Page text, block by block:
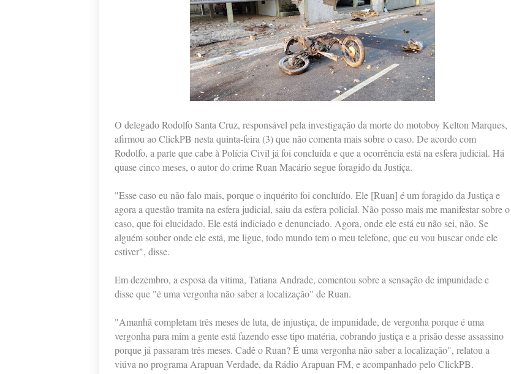
O delegado Rodolfo Santa Cruz, responsável pela investigação da morte do motoboy Kelton Marques,
afirmou ao ClickPB nesta quinta-feira (3) que não comenta mais sobre o caso. De acordo com
Rodolfo, a parte que cabe à Polícia Civil já foi concluída e que a ocorrência está na esfera judicial. Há
quase cinco meses, o autor do crime Ruan Macário segue foragido da Justiça.
"Esse caso eu não falo mais, porque o inquérito foi concluído. Ele [Ruan] é um foragido da Justiça e
agora a questão tramita na esfera judicial, saiu da esfera policial. Não posso mais me manifestar sobre o
caso, que foi elucidado. Ele está indiciado e denunciado. Agora, onde ele está eu não sei, não. Se
alguém souber onde ele está, me ligue, todo mundo tem o meu telefone, que eu vou buscar onde ele
estiver", disse.
Em dezembro, a esposa da vítima, Tatiana Andrade, comentou sobre a sensação de impunidade e
disse que "é uma vergonha não saber a localização" de Ruan.
"Amanhã completam três meses de luta, de injustiça, de impunidade, de vergonha porque é uma
vergonha para mim a gente está fazendo esse tipo matéria, cobrando justiça e a prisão desse assassino
porque já passaram três meses. Cadê o Ruan? É uma vergonha não saber a localização", relatou a
viúva no programa Arapuan Verdade, da Rádio Arapuan FM, e acompanhado pelo ClickPB.